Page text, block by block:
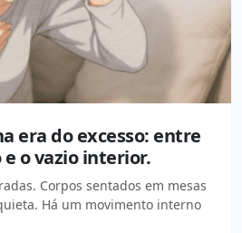
era do excesso: entre
o vazio interior.
Corpos sentados em mesas
Há um movimento interno